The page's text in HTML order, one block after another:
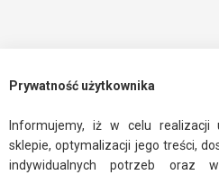
Prywatność użytkownika
Informujemy, iż w celu realizacji
sklepie, optymalizacji jego treści,
indywidualnych potrzeb oraz